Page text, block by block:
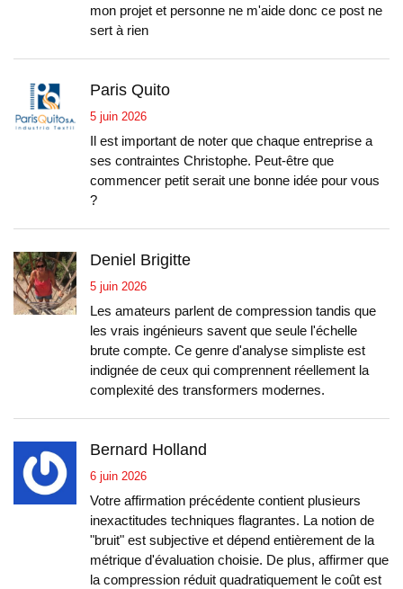
mon projet et personne ne m'aide donc ce post ne
sert à rien
Paris Quito
5 juin 2026
Il est important de noter que chaque entreprise a
ses contraintes Christophe. Peut-être que
commencer petit serait une bonne idée pour vous
?
Deniel Brigitte
5 juin 2026
Les amateurs parlent de compression tandis que
les vrais ingénieurs savent que seule l'échelle
brute compte. Ce genre d'analyse simpliste est
indignée de ceux qui comprennent réellement la
complexité des transformers modernes.
Bernard Holland
6 juin 2026
Votre affirmation précédente contient plusieurs
inexactitudes techniques flagrantes. La notion de
"bruit" est subjective et dépend entièrement de la
métrique d'évaluation choisie. De plus, affirmer que
la compression réduit quadratiquement le coût est